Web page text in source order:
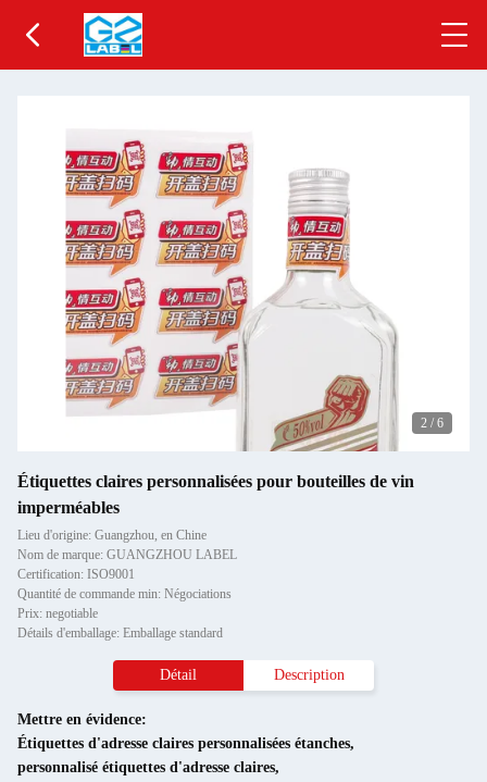
2 / 6
Étiquettes claires personnalisées pour bouteilles de vin
imperméables
Lieu d'origine: Guangzhou, en Chine
Nom de marque: GUANGZHOU LABEL
Certification: ISO9001
Quantité de commande min: Négociations
Prix: negotiable
Détails d'emballage: Emballage standard
Détail Description
Mettre en évidence:
Étiquettes d'adresse claires personnalisées étanches,
personnalisé étiquettes d'adresse claires,